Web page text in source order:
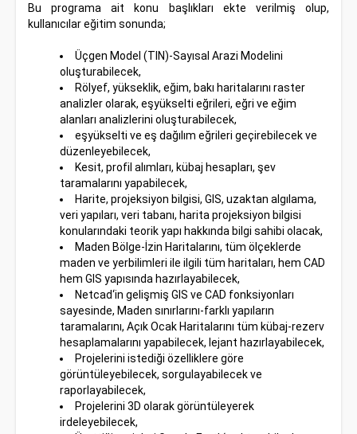
Bu programa ait konu başlıkları ekte verilmiş olup,
kullanıcılar eğitim sonunda;
Üçgen Model (TIN)-Sayısal Arazi Modelini
oluşturabilecek,
Rölyef, yükseklik, eğim, bakı haritalarını raster
analizler olarak, eşyükselti eğrileri, eğri ve eğim
alanları analizlerini oluşturabilecek,
eşyükselti ve eş dağılım eğrileri geçirebilecek ve
düzenleyebilecek,
Kesit, profil alımları, kübaj hesapları, şev
taramalarını yapabilecek,
Harite, projeksiyon bilgisi, GIS, uzaktan algılama,
veri yapıları, veri tabanı, harita projeksiyon bilgisi
konularındaki teorik yapı hakkında bilgi sahibi olacak,
Maden Bölge-İzin Haritalarını, tüm ölçeklerde
maden ve yerbilimleri ile ilgili tüm haritaları, hem CAD
hem GIS yapısında hazırlayabilecek,
Netcad‘in gelişmiş GIS ve CAD fonksiyonları
sayesinde, Maden sınırlarını-farklı yapıların
taramalarını, Açık Ocak Haritalarını tüm kübaj-rezerv
hesaplamalarını yapabilecek, lejant hazırlayabilecek,
Projelerini istediği özelliklere göre
görüntüleyebilecek, sorgulayabilecek ve
raporlayabilecek,
Projelerini 3D olarak görüntüleyerek
irdeleyebilecek,